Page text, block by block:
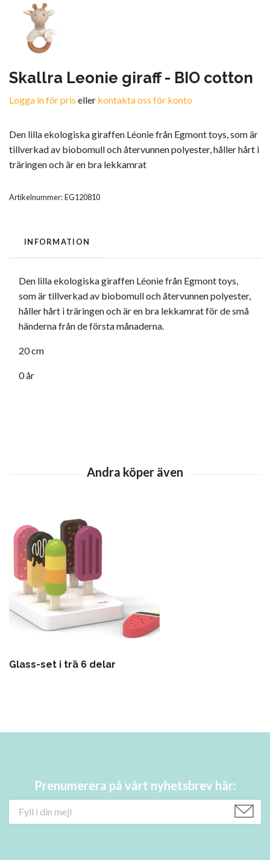
Skallra Leonie giraff - BIO cotton
Logga in för pris eller kontakta oss för konto
Den lilla ekologiska giraffen Léonie från Egmont toys, som är
tillverkad av biobomull och återvunnen polyester, håller hårt i
träringen och är en bra lekkamrat
Artikelnummer:EG120810
INFORMATION
Den lilla ekologiska giraffen Léonie från Egmont toys,
som är tillverkad av biobomull och återvunnen polyester,
håller hårt i träringen och är en bra lekkamrat för de små
händerna från de första månaderna.
20 cm
0 år
Glass-set i trä 6 delar
Prenumerera på vårt nyhetsbrev här: